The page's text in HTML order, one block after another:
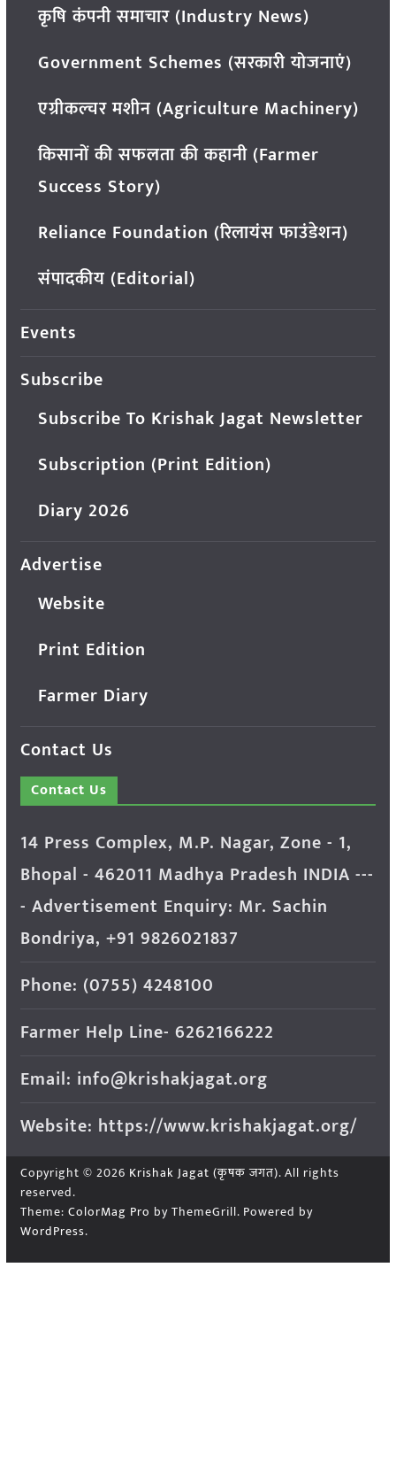
कृषि कंपनी समाचार (Industry News)
Government Schemes (सरकारी योजनाएं)
एग्रीकल्चर मशीन (Agriculture Machinery)
किसानों की सफलता की कहानी (Farmer
Success Story)
Reliance Foundation (रिलायंस फाउंडेशन)
संपादकीय (Editorial)
Events
Subscribe
Subscribe To Krishak Jagat Newsletter
Subscription (Print Edition)
Diary 2026
Advertise
Website
Print Edition
Farmer Diary
Contact Us
Contact Us
14 Press Complex, M.P. Nagar, Zone - 1,
Bhopal - 462011 Madhya Pradesh INDIA ---
- Advertisement Enquiry: Mr. Sachin
Bondriya, +91 9826021837
Phone: (0755) 4248100
Farmer Help Line- 6262166222
Email: info@krishakjagat.org
Website: https://www.krishakjagat.org/
Copyright © 2026 Krishak Jagat (कृषक जगत). All rights
reserved.
Theme: ColorMag Pro by ThemeGrill. Powered by
WordPress.